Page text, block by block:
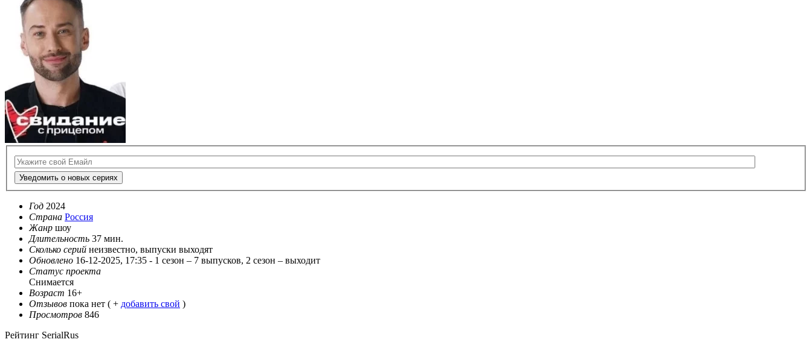
Уведомить о новых сериях
Год 2024
Страна Россия
Жанр шоу
Длительность 37 мин.
Сколько серий неизвестно, выпуски выходят
Обновлено 16-12-2025, 17:35 - 1 сезон – 7 выпусков, 2 сезон – выходит
Статус проекта
Снимается
Возраст 16+
Отзывов пока нет ( + добавить свой )
Просмотров 846
Рейтинг SerialRus